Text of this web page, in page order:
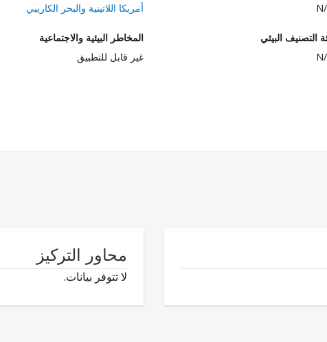
أمريكا اللاتينية والبحر الكاريبي
التصنيف البيئي
المخاطر البيئية والاجتماعية
غير قابل للتطبيق
محاور التركيز
لا تتوفر بيانات.